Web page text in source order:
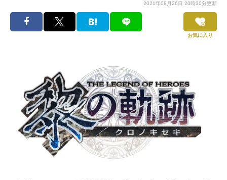
2021年08月26日 20時30分更新
お気に入り